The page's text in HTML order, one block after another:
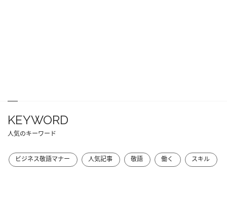
KEYWORD
人気のキーワード
ビジネス敬語マナー 人気記事 敬語 働く スキル